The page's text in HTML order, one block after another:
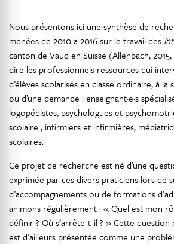
Nous présentons ici une synthèse de
menées de 2010 à 2016 sur le travail des
canton de Vaud en Suisse (Allenbach, 2015,
dire les professionnels ressources qui
d’élèves scolarisés en classe ordinaire, à la
ou d’une demande : enseignant·e·s
logopédistes, psychologues et
scolaire ; infirmiers et infirmières,
scolaires.
Ce projet de recherche est né d’une
exprimée par ces divers praticiens lors de
d’accompagnements ou de formations
animons régulièrement : « Quel est mon
définir ? Où s’arrête-t-il ? » Cette
est d’ailleurs présentée comme une